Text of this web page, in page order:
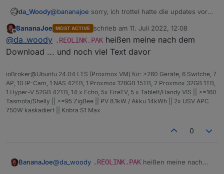
da_Woody@bananajoe sorry, ich trottel hatte die updates vor
angefangen. da gibts keine dateiendung beim file.
darum hats nicht geklappt. aufgegeben. 3 hab ich
jetzt mal umgeschnitzt, bascht. :)
Offline
BananaJoe MOST ACTIVE schrieb am 11. Juli 2022, 12:08
zuletzt editiert von
@da_woody .REOLINK.PAK heißen meine nach dem
Download ... und noch viel Text davor
ioBroker@Ubuntu 24.04 LTS (Proxmox VM) für: >260 Geräte, 6 Switche, 7
AP, 10 IP-Cam, 1 NAS 42TB, 1 Proxmox 128GB 15TB, 2 Proxmox 32GB 1TB,
1 Hyper-V 52GB 42TB, 14 x Echo, 5x FireTV, 5 x Tablett/Handy VIS || >=160
Tasmota/Shelly || >=95 ZigBee || PV 8.1kW / Akku 14kWh || 2x USV APC
750W kaskadiert || Kobra S1 Max
0
BananaJoe@da_woody .REOLINK.PAK heißen meine nach